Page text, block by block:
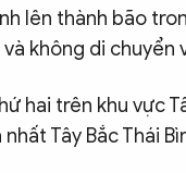
lên thành bão
không di chuyển
hai trên khu vực
Tây Bắc Thái